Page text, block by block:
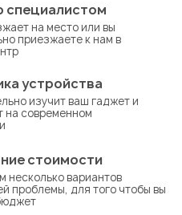
специалистом
на место или вы
приезжаете к нам в
устройства
изучит ваш гаджет и
на современном
стоимости
вариантов
проблемы, для того чтобы вы